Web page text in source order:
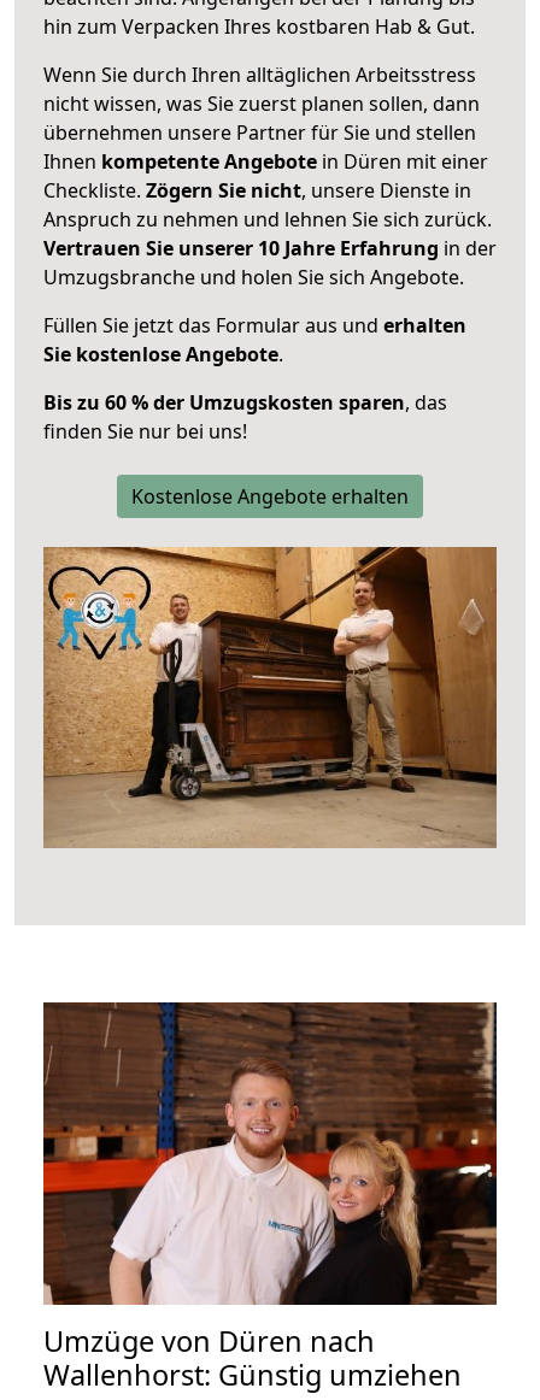
hin zum Verpacken Ihres kostbaren Hab & Gut.
Wenn Sie durch Ihren alltäglichen Arbeitsstress
nicht wissen, was Sie zuerst planen sollen, dann
übernehmen unsere Partner für Sie und stellen
Ihnen kompetente Angebote in Düren mit einer
Checkliste. Zögern Sie nicht, unsere Dienste in
Anspruch zu nehmen und lehnen Sie sich zurück.
Vertrauen Sie unserer 10 Jahre Erfahrung in der
Umzugsbranche und holen Sie sich Angebote.
Füllen Sie jetzt das Formular aus und erhalten
Sie kostenlose Angebote.
Bis zu 60 % der Umzugskosten sparen, das
finden Sie nur bei uns!
Kostenlose Angebote erhalten
Umzüge von Düren nach
Wallenhorst: Günstig umziehen